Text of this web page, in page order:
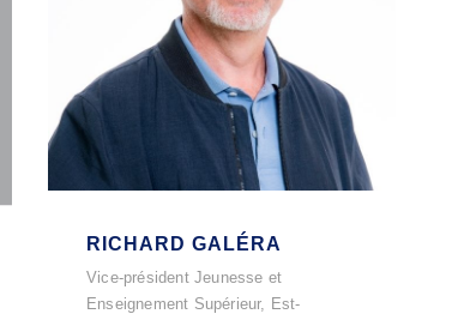
RICHARD GALÉRA
Vice-président Jeunesse et
Enseignement Supérieur, Est-